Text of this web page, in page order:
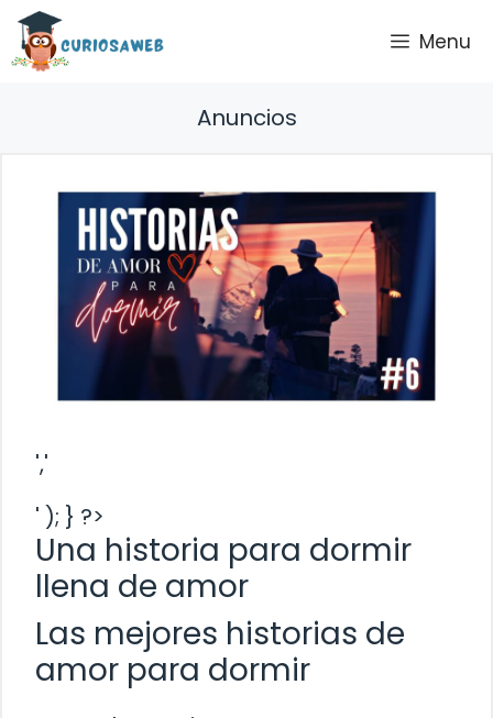
Saltar
contenido
Menu
Anuncios
','
' ); } ?>
Una historia para dormir
llena de amor
Las mejores historias de
amor para dormir